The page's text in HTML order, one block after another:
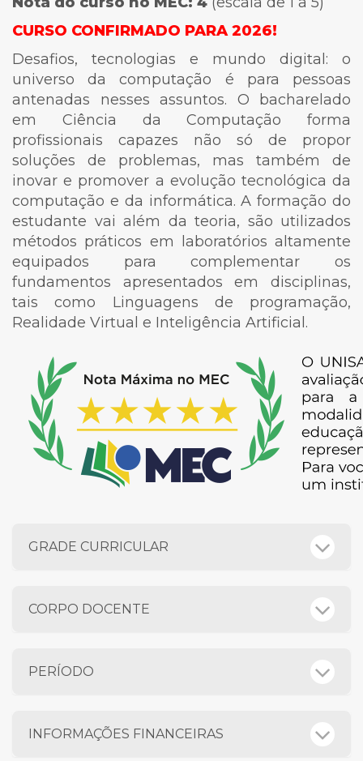
CURSO CONFIRMADO PARA 2026!
Desafios, tecnologias e mundo digital: o
universo da computação é para pessoas
antenadas nesses assuntos. O bacharelado
em Ciência da Computação forma
profissionais capazes não só de propor
soluções de problemas, mas também de
inovar e promover a evolução tecnológica da
computação e da informática. A formação do
estudante vai além da teoria, são utilizados
métodos práticos em laboratórios altamente
equipados para complementar os
fundamentos apresentados em disciplinas,
tais como Linguagens de programação,
Realidade Virtual e Inteligência Artificial.
GRADE CURRICULAR
CORPO DOCENTE
PERÍODO
INFORMAÇÕES FINANCEIRAS